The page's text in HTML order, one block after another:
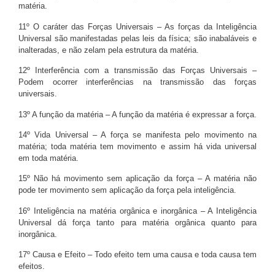
matéria.
11º O caráter das Forças Universais – As forças da Inteligência
Universal são manifestadas pelas leis da física; são inabaláveis e
inalteradas, e não zelam pela estrutura da matéria.
12º Interferência com a transmissão das Forças Universais –
Podem ocorrer interferências na transmissão das forças
universais.
13º A função da matéria – A função da matéria é expressar a força.
14º Vida Universal – A força se manifesta pelo movimento na
matéria; toda matéria tem movimento e assim há vida universal
em toda matéria.
15º Não há movimento sem aplicação da força – A matéria não
pode ter movimento sem aplicação da força pela inteligência.
16º Inteligência na matéria orgânica e inorgânica – A Inteligência
Universal dá força tanto para matéria orgânica quanto para
inorgânica.
17º Causa e Efeito – Todo efeito tem uma causa e toda causa tem
efeitos.